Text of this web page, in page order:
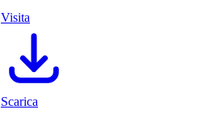
Visita
Scarica